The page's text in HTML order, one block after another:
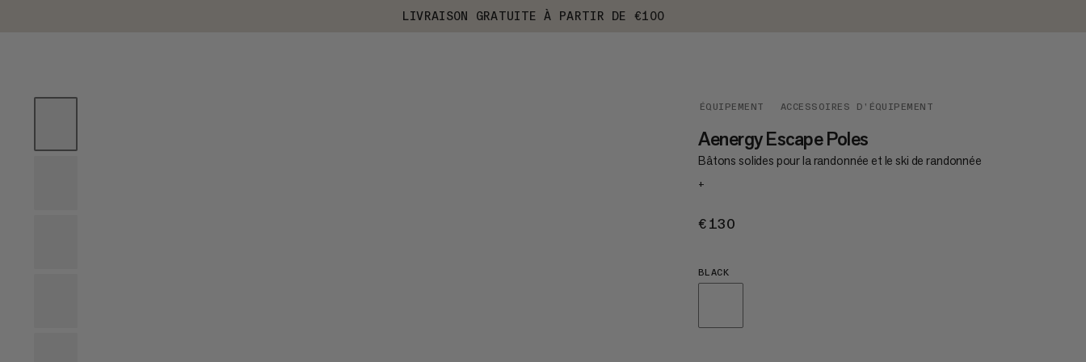
LIVRAISON GRATUITE À PARTIR DE €100
ÉQUIPEMENT ACCESSOIRES D’ÉQUIPEMENT
Aenergy Escape Poles
Bâtons solides pour la randonnée et le ski de randonnée
+
€130
BLACK